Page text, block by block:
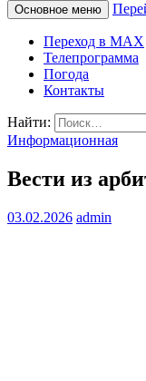
«ВЕСТИ»)
Основное меню
Переход в MAX
Телепрограмма
Погода
Контакты
Найти:
Информационная
Вести из
03.02.2026 admin